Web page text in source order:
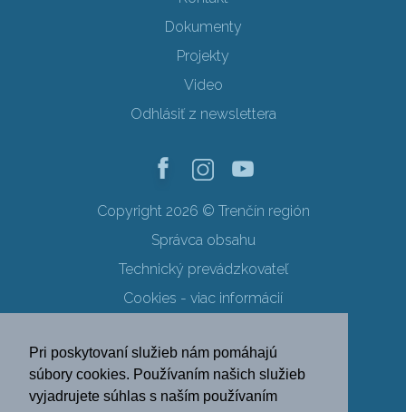
Pri poskytovaní služieb nám pomáhajú
súbory cookies. Používaním našich služieb
vyjadrujete súhlas s naším používaním
Dokumenty
Projekty
Video
Odhlásiť z newslettera
Copyright 2026 © Trenčín región
Správca obsahu
Technický prevádzkovateľ
Cookies - viac informácií
Ochrana osobných údajov
SK EN DE PL